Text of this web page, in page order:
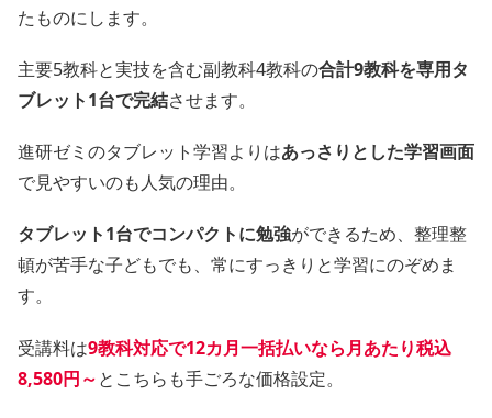
たものにします。
主要5教科と実技を含む副教科4教科の合計9教科を専用タ
ブレット1台で完結させます。
進研ゼミのタブレット学習よりはあっさりとした学習画面
で見やすいのも人気の理由。
タブレット1台でコンパクトに勉強ができるため、整理整
頓が苦手な子どもでも、常にすっきりと学習にのぞめま
す。
受講料は9教科対応で12カ月一括払いなら月あたり税込
8,580円～とこちらも手ごろな価格設定。